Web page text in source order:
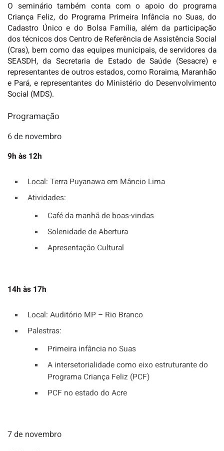
O seminário também conta com o apoio do programa
Criança Feliz, do Programa Primeira Infância no Suas, do
Cadastro Único e do Bolsa Família, além da participação
dos técnicos dos Centro de Referência de Assistência Social
(Cras), bem como das equipes municipais, de servidores da
SEASDH, da Secretaria de Estado de Saúde (Sesacre) e
representantes de outros estados, como Roraima, Maranhão
e Pará, e representantes do Ministério do Desenvolvimento
Social (MDS).
Programação
6 de novembro
9h às 12h
Local: Terra Puyanawa em Mâncio Lima
Atividades:
Café da manhã de boas-vindas
Solenidade de Abertura
Apresentação Cultural
14h às 17h
Local: Auditório MP – Rio Branco
Palestras:
Primeira infância no Suas
A intersetorialidade como eixo estruturante do
Programa Criança Feliz (PCF)
PCF no estado do Acre
7 de novembro